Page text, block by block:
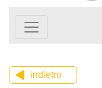
indietro